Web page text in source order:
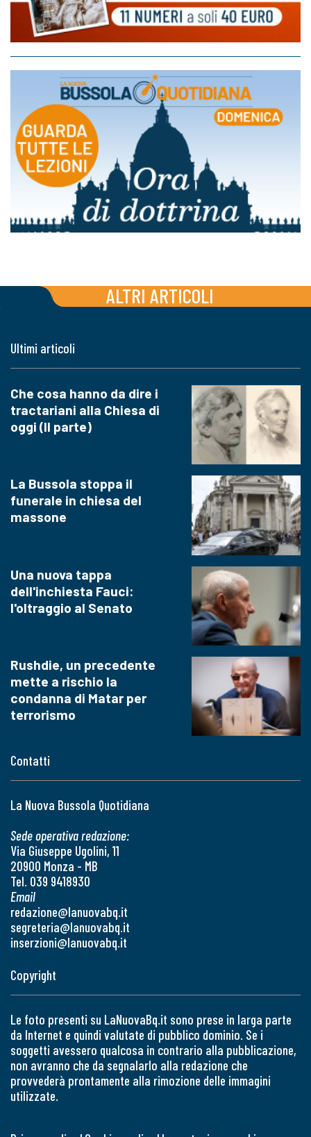
ALTRI ARTICOLI
Contatti
La Nuova Bussola Quotidiana
Sede operativa redazione:
Via Giuseppe Ugolini, 11
20900 Monza - MB
Tel. 039 9418930
Email
redazione@lanuovabq.it
segreteria@lanuovabq.it
inserzioni@lanuovabq.it
Ultimi articoli
Che cosa hanno da dire i
tractariani alla Chiesa di
oggi (II parte)
La Bussola stoppa il
funerale in chiesa del
massone
Una nuova tappa
dell'inchiesta Fauci:
l'oltraggio al Senato
Rushdie, un precedente
mette a rischio la
condanna di Matar per
terrorismo
Copyright
Le foto presenti su LaNuovaBq.it sono prese in larga parte
da Internet e quindi valutate di pubblico dominio. Se i
soggetti avessero qualcosa in contrario alla pubblicazione,
non avranno che da segnalarlo alla redazione che
provvederà prontamente alla rimozione delle immagini
utilizzate.